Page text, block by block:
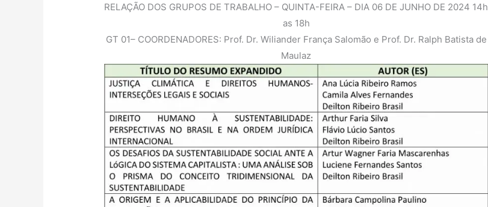
RELAÇÃO DOS GRUPOS DE TRABALHO – QUINTA-FEIRA – DIA 06 DE JUNHO DE 2024 14h
as 18h
GT 01– COORDENADORES: Prof. Dr. Wiliander França Salomão e Prof. Dr. Ralph Batista de
Maulaz